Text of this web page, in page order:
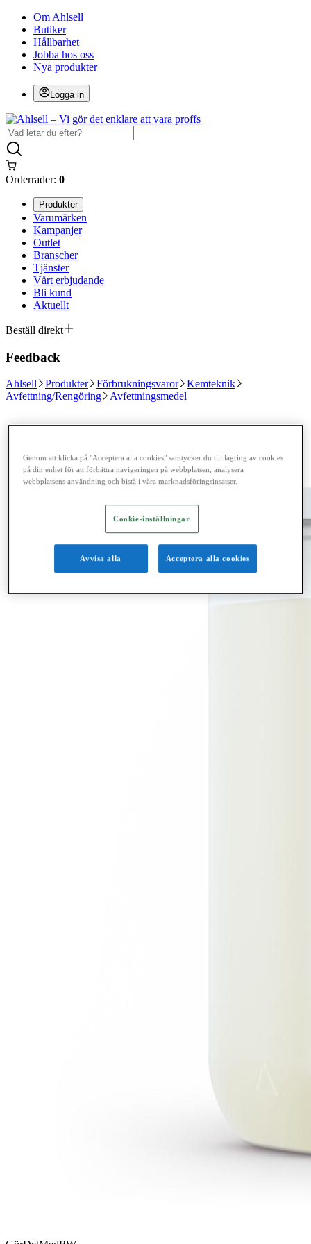
Om Ahlsell
Butiker
Hållbarhet
Jobba hos oss
Nya produkter
Logga in
Orderrader: 0
Produkter
Varumärken
Kampanjer
Outlet
Branscher
Tjänster
Vårt erbjudande
Bli kund
Aktuellt
Beställ direkt
Feedback
Ahlsell Produkter Förbrukningsvaror
Kemteknik
Avfettning/Rengöring
Avfettningsmedel
Genom att klicka på "Acceptera alla cookies" samtycker du till lagring av cookies
på din enhet för att förbättra navigeringen på webbplatsen, analysera
webbplatsens användning och bistå i våra marknadsföringsinsatser.
Cookie-inställningar
Avvisa alla Acceptera alla cookies